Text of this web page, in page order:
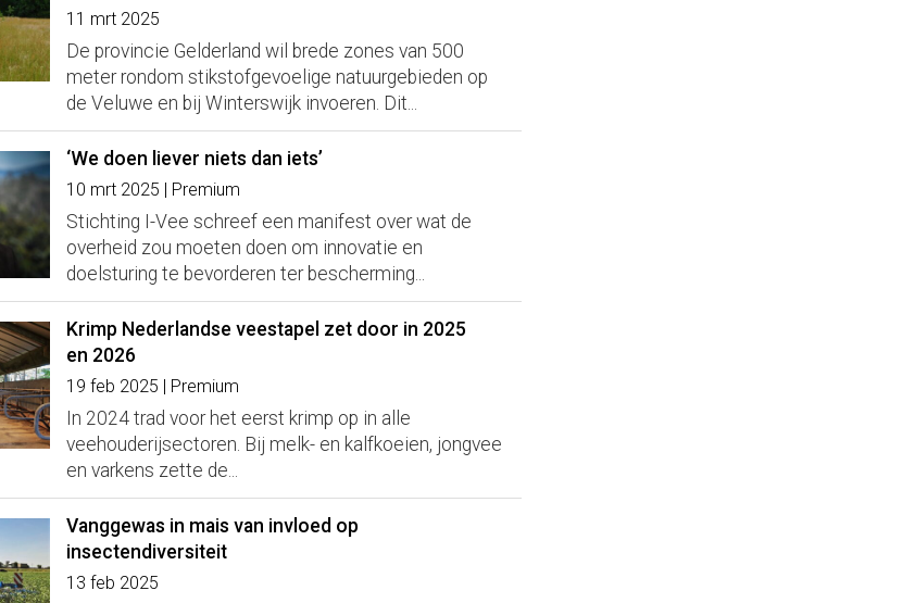
11 mrt 2025
De provincie Gelderland wil brede zones van 500
meter rondom stikstofgevoelige natuurgebieden op
de Veluwe en bij Winterswijk invoeren. Dit...
‘We doen liever niets dan iets’
10 mrt 2025 | Premium
Stichting I-Vee schreef een manifest over wat de
overheid zou moeten doen om innovatie en
doelsturing te bevorderen ter bescherming...
Krimp Nederlandse veestapel zet door in 2025
en 2026
19 feb 2025 | Premium
In 2024 trad voor het eerst krimp op in alle
veehouderijsectoren. Bij melk- en kalfkoeien, jongvee
en varkens zette de...
Vanggewas in mais van invloed op
insectendiversiteit
13 feb 2025